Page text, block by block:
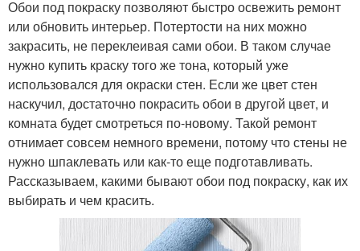
Обои под покраску позволяют быстро освежить ремонт
или обновить интерьер. Потертости на них можно
закрасить, не переклеивая сами обои. В таком случае
нужно купить краску того же тона, который уже
использовался для окраски стен. Если же цвет стен
наскучил, достаточно покрасить обои в другой цвет, и
комната будет смотреться по-новому. Такой ремонт
отнимает совсем немного времени, потому что стены не
нужно шпаклевать или как-то еще подготавливать.
Рассказываем, какими бывают обои под покраску, как их
выбирать и чем красить.